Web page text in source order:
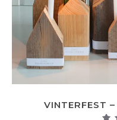
VINTERFEST